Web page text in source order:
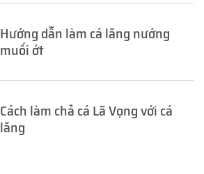
Hướng dẫn làm cá lăng nướng
muối ớt
Cách làm chả cá Lã Vọng với cá
lăng